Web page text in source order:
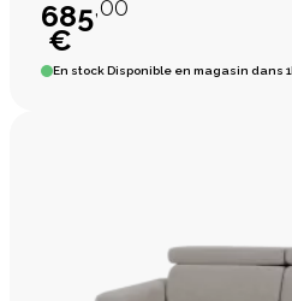
685,00
€
En stockDisponible en magasin dans